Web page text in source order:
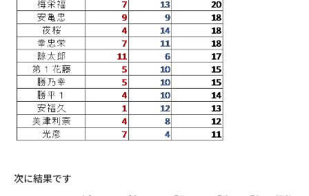
次に結果です